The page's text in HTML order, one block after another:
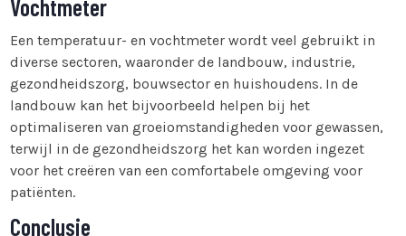
Vochtmeter
Een temperatuur- en vochtmeter wordt veel gebruikt in
diverse sectoren, waaronder de landbouw, industrie,
gezondheidszorg, bouwsector en huishoudens. In de
landbouw kan het bijvoorbeeld helpen bij het
optimaliseren van groeiomstandigheden voor gewassen,
terwijl in de gezondheidszorg het kan worden ingezet
voor het creëren van een comfortabele omgeving voor
patiënten.
Conclusie